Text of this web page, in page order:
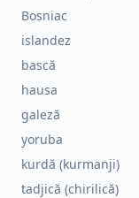
Bosniac
islandez
bască
hausa
galeză
yoruba
kurdă (kurmanji)
tadjică (chirilică)